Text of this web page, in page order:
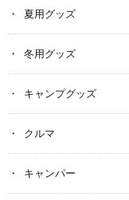
夏用グッズ
冬用グッズ
キャンプグッズ
クルマ
キャンパー